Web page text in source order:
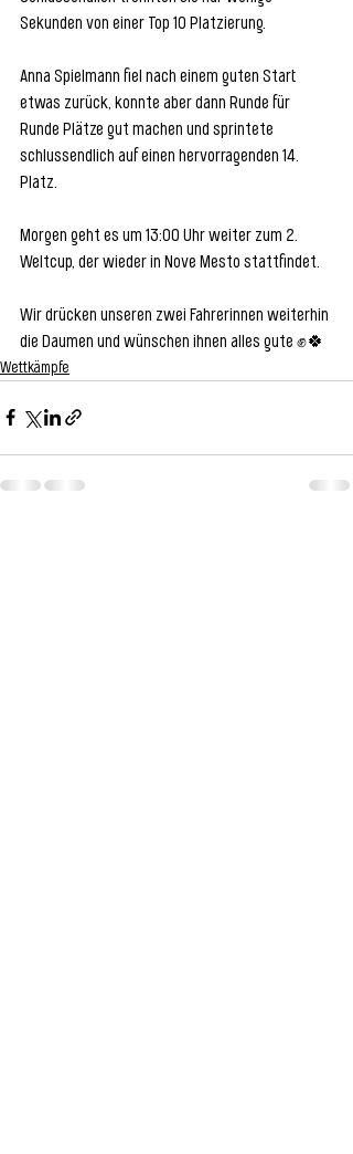
Sekunden von einer Top 10 Platzierung.
Anna Spielmann fiel nach einem guten Start
etwas zurück, konnte aber dann Runde für
Runde Plätze gut machen und sprintete
schlussendlich auf einen hervorragenden 14.
Platz.
Morgen geht es um 13:00 Uhr weiter zum 2.
Weltcup, der wieder in Nove Mesto stattfindet.
Wir drücken unseren zwei Fahrerinnen weiterhin
die Daumen und wünschen ihnen alles gute ✊🍀
Wettkämpfe